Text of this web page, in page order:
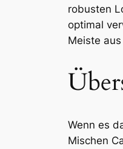
robusten
optimal
Meiste
Wenn es
Mischen